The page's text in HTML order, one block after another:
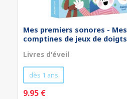
Mes premiers sonores - Mes
comptines de jeux de doigts
Livres d'éveil
dès 1 ans
9.95 €